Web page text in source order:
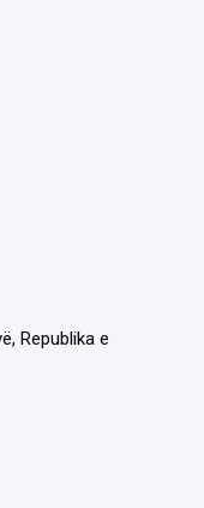
Republika e